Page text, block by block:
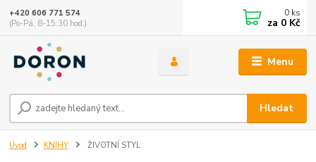
Menu
Hledat
+420 606 771 574
(Po-Pá, 8-15:30 hod.)
0 ks
za 0 Kč
Úvod KNIHY ŽIVOTNÍ STYL